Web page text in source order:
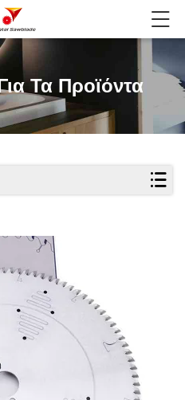
Τα Προϊόντα